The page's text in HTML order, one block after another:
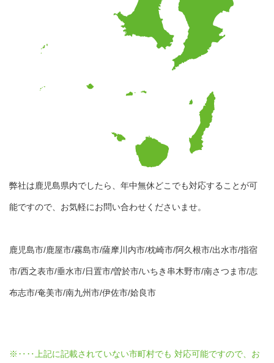
弊社は鹿児島県内でしたら、年中無休どこでも対応することが可
能ですので、お気軽にお問い合わせくださいませ。
鹿児島市/鹿屋市/霧島市/薩摩川内市/枕崎市/阿久根市/出水市/指宿
市/西之表市/垂水市/日置市/曽於市/いちき串木野市/南さつま市/志
布志市/奄美市/南九州市/伊佐市/姶良市
※‥‥上記に記載されていない市町村でも 対応可能ですので、お